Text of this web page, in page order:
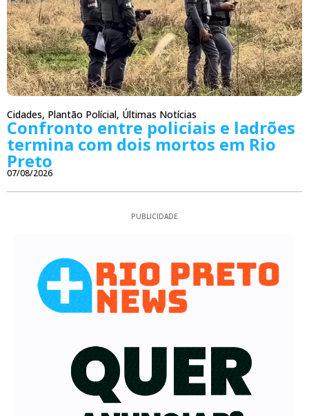
Cidades, Plantão Polícial, Últimas Notícias
Confronto entre policiais e ladrões
termina com dois mortos em Rio
Preto
07/08/2026
PUBLICIDADE